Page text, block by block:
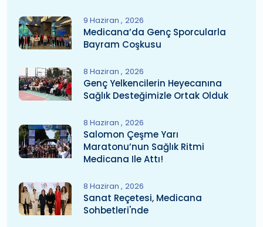
9 Haziran 2026
Medicana’da Genç Sporcularla
Bayram Coşkusu
8 Haziran 2026
Genç Yelkencilerin Heyecanına
Sağlık Desteğimizle Ortak Olduk
8 Haziran 2026
Salomon Çeşme Yarı
Maratonu’nun Sağlık Ritmi
Medicana Ile Attı!
8 Haziran 2026
Sanat Reçetesi, Medicana
Sohbetleri'nde